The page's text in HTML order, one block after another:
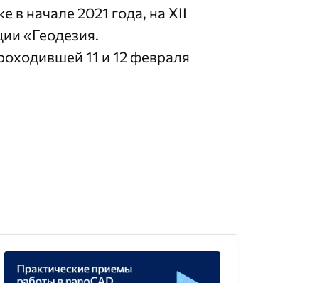
в начале 2021 года, на XII
«Геодезия.
11 и 12 февраля